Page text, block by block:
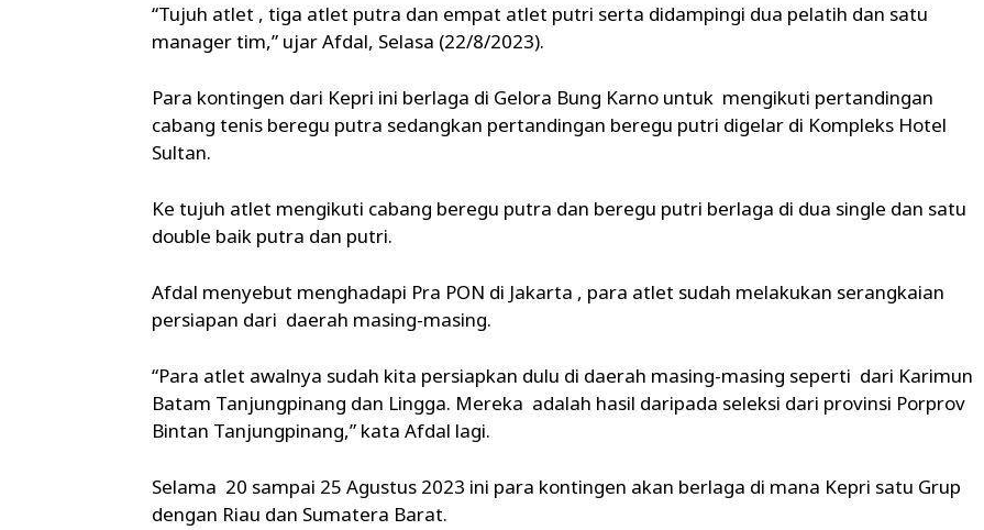
“Tujuh atlet , tiga atlet putra dan empat atlet putri serta didampingi dua pelatih dan satu
manager tim,” ujar Afdal, Selasa (22/8/2023).
Para kontingen dari Kepri ini berlaga di Gelora Bung Karno untuk mengikuti pertandingan
cabang tenis beregu putra sedangkan pertandingan beregu putri digelar di Kompleks Hotel
Sultan.
Ke tujuh atlet mengikuti cabang beregu putra dan beregu putri berlaga di dua single dan satu
double baik putra dan putri.
Afdal menyebut menghadapi Pra PON di Jakarta , para atlet sudah melakukan serangkaian
persiapan dari daerah masing-masing.
“Para atlet awalnya sudah kita persiapkan dulu di daerah masing-masing seperti dari Karimun
Batam Tanjungpinang dan Lingga. Mereka adalah hasil daripada seleksi dari provinsi Porprov
Bintan Tanjungpinang,” kata Afdal lagi.
Selama 20 sampai 25 Agustus 2023 ini para kontingen akan berlaga di mana Kepri satu Grup
dengan Riau dan Sumatera Barat.